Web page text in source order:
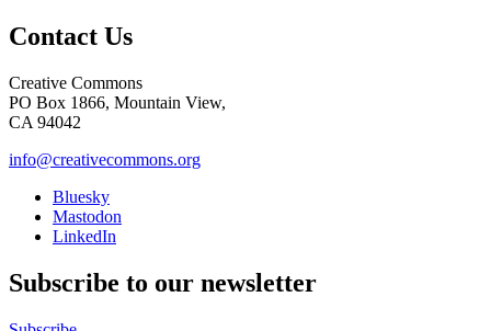
Contact Us
Creative Commons
PO Box 1866, Mountain View,
CA 94042
info@creativecommons.org
Bluesky
Mastodon
LinkedIn
Subscribe to our newsletter